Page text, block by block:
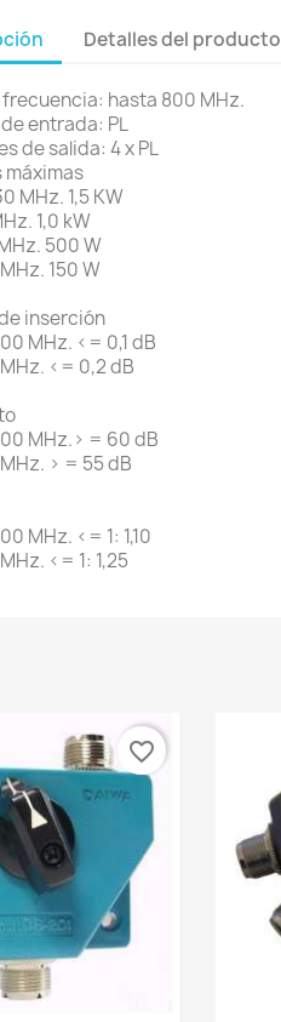
Detalles del producto
frecuencia: hasta 800 MHz.
entrada: PL
de salida: 4 x PL
máximas
MHz. 1,5 KW
1,0 kW
500 W
150 W
inserción
MHz. <= 0,1 dB
<= 0,2 dB
MHz.> = 60 dB
> = 55 dB
MHz. <= 1: 1,10
<= 1: 1,25
favorite_border